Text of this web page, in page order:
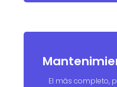
El más completo,